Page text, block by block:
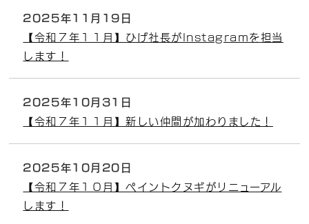
2025年11月19日
【令和７年１１月】ひげ社長がInstagramを担当
します！
2025年10月31日
【令和７年１１月】新しい仲間が加わりました！
2025年10月20日
【令和７年１０月】ペイントクヌギがリニューアル
します！